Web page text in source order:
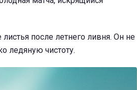
после летнего ливня. Он не
ледяную чистоту.